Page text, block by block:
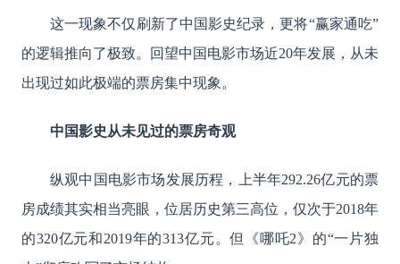
这一现象不仅刷新了中国影史纪录，更将“赢家通吃”
的逻辑推向了极致。回望中国电影市场近20年发展，从未
出现过如此极端的票房集中现象。
中国影史从未见过的票房奇观
纵观中国电影市场发展历程，上半年292.26亿元的票
房成绩其实相当亮眼，位居历史第三高位，仅次于2018年
的320亿元和2019年的313亿元。但《哪吒2》的“一片独